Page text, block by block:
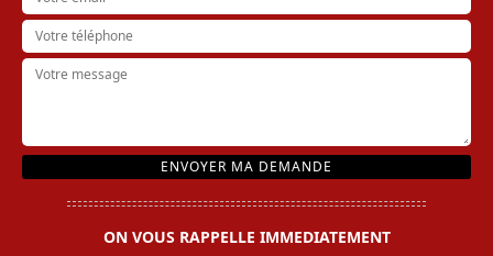
ON VOUS RAPPELLE IMMEDIATEMENT